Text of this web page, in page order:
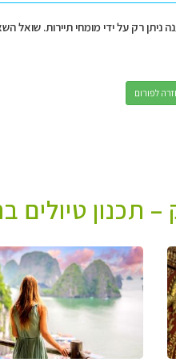
ניתן רק על ידי מומחי תיירות. שואל
לפורום
– תכנון